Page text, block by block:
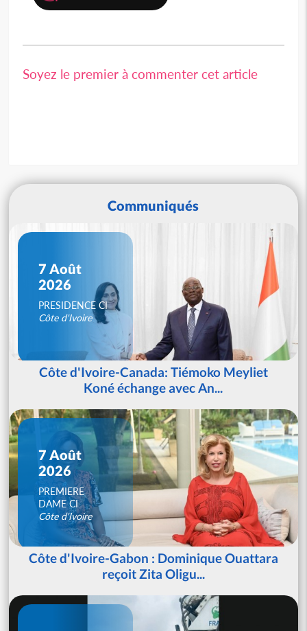
Soyez le premier à commenter cet article
Communiqués
7 Août
2026
PRESIDENCE CI
Côte d'Ivoire
Côte d'Ivoire-Canada: Tiémoko Meyliet
Koné échange avec An...
7 Août
2026
PREMIERE
DAME CI
Côte d'Ivoire
Côte d'Ivoire-Gabon : Dominique Ouattara
reçoit Zita Oligu...